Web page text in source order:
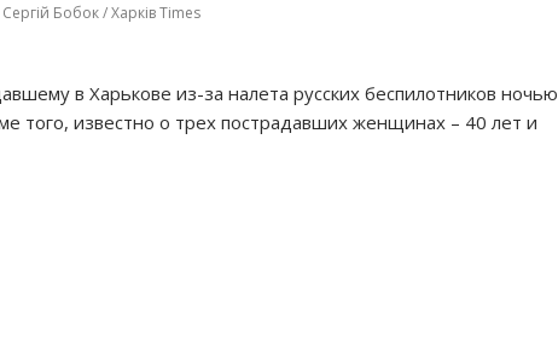
Бобок / Харків Times
в Харькове из-за налета русских беспилотников ночью
того, известно о трех пострадавших женщинах – 40 лет и